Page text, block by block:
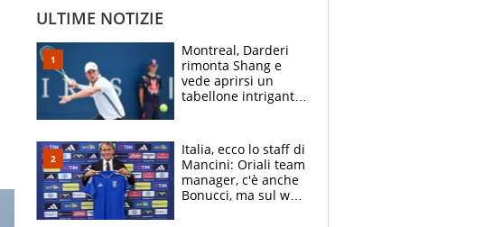
ULTIME NOTIZIE
Montreal, Darderi
rimonta Shang e
vede aprirsi un
tabellone intrigante:
felice del mio livello"
Italia, ecco lo staff di
Mancini: Oriali team
manager, c'è anche
Bonucci, ma sul web